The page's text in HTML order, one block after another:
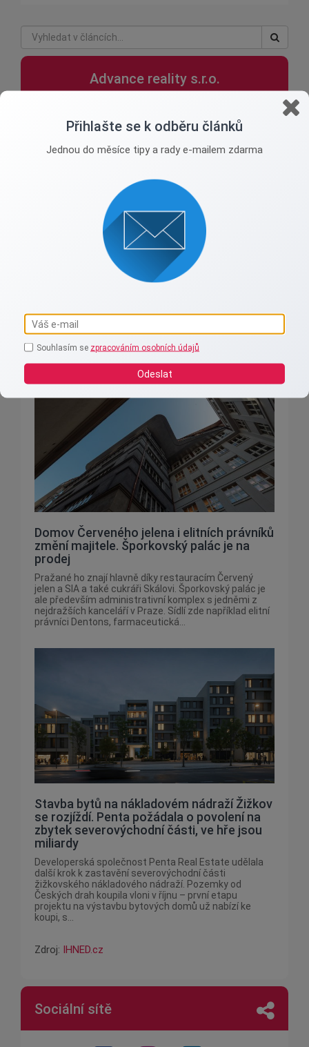
Advance reality s.r.o.
radmila.hladna@advancereality.cz
+420 777 742 647
Reality aktuálně
Domov Červeného jelena i elitních právníků
změní majitele. Šporkovský palác je na
prodej
Pražané ho znají hlavně díky restauracím Červený
jelen a SIA a také cukráři Skálovi. Šporkovský palác je
ale především administrativní komplex s jedněmi z
nejdražších kanceláří v Praze. Sídlí zde například elitní
právníci Dentons, farmaceutická...
Stavba bytů na nákladovém nádraží Žižkov
se rozjíždí. Penta požádala o povolení na
zbytek severovýchodní části, ve hře jsou
miliardy
Developerská společnost Penta Real Estate udělala
další krok k zastavění severovýchodní části
žižkovského nákladového nádraží. Pozemky od
Českých drah koupila vloni v říjnu – první etapu
projektu na výstavbu bytových domů už nabízí ke
koupi, s...
Zdroj: IHNED.cz
Sociální sítě
Přihlašte se k odběru článků
Jednou do měsíce tipy a rady e-mailem zdarma
Souhlasím se zpracováním osobních údajů
Odeslat